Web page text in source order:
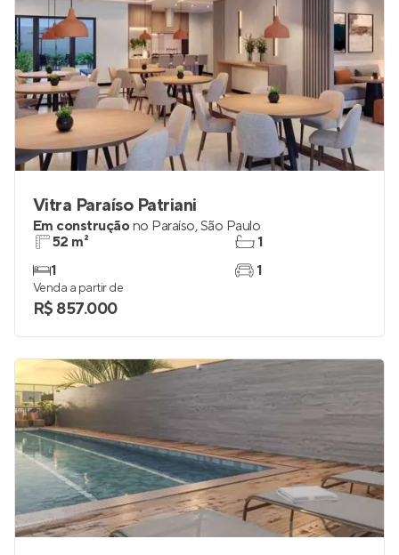
Vitra Paraíso Patriani
Em construçãono Paraíso,São Paulo
52 m²
1
1
1
Venda a partir de
R$ 857.000